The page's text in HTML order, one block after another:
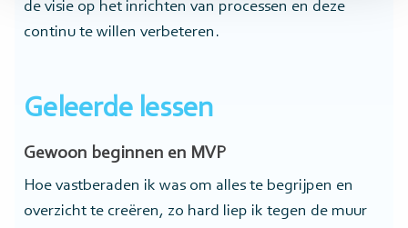
de visie op het inrichten van processen en deze
continu te willen verbeteren.
Geleerde lessen
Gewoon beginnen en MVP
Hoe vastberaden ik was om alles te begrijpen en
overzicht te creëren, zo hard liep ik tegen de muur